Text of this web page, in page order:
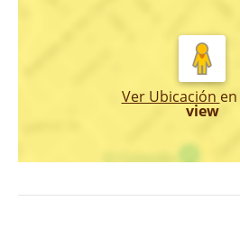
Ver Ubicación en
view